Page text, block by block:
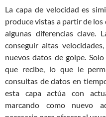
La capa de velocidad es
produce vistas a partir de
algunas diferencias clave.
conseguir altas
nuevos datos de golpe.
que recibe, lo que le
consultas de datos en
esta capa actúa con
marcando como nuevo